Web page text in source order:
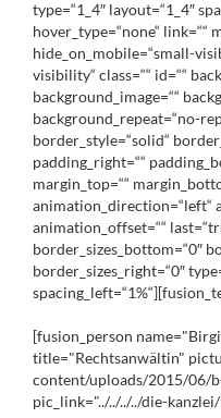
type=“1_4″ layout=“1_4″
hover_type=“none“ link=““
hide_on_mobile=“small-
visibility“ class=““ id=““
background_image=““
background_repeat=“no-
border_style=“solid“
padding_right=““
margin_top=““
animation_direction=“left“
animation_offset=““
border_sizes_bottom=“0″
border_sizes_right=“0″
[fusion_person
title="Rechtsanwältin"
content/uploads/2015/06/
pic_link="../../../../die-